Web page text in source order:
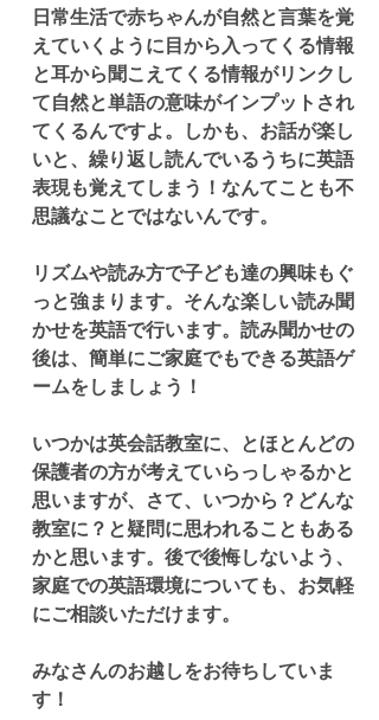
日常生活で赤ちゃんが自然と言葉を覚
えていくように目から入ってくる情報
と耳から聞こえてくる情報がリンクし
て自然と単語の意味がインプットされ
てくるんですよ。しかも、お話が楽し
いと、繰り返し読んでいるうちに英語
表現も覚えてしまう！なんてことも不
思議なことではないんです。
リズムや読み方で子ども達の興味もぐ
っと強まります。そんな楽しい読み聞
かせを英語で行います。読み聞かせの
後は、簡単にご家庭でもできる英語ゲ
ームをしましょう！
いつかは英会話教室に、とほとんどの
保護者の方が考えていらっしゃるかと
思いますが、さて、いつから？どんな
教室に？と疑問に思われることもある
かと思います。後で後悔しないよう、
家庭での英語環境についても、お気軽
にご相談いただけます。
みなさんのお越しをお待ちしていま
す！